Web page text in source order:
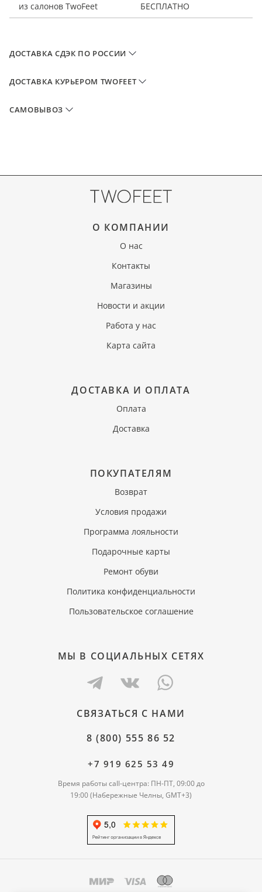
из салонов TwoFeet
БЕСПЛАТНО
ДОСТАВКА СДЭК ПО РОССИИ
ДОСТАВКА КУРЬЕРОМ TWOFEET
САМОВЫВОЗ
О КОМПАНИИ
О нас
Контакты
Магазины
Новости и акции
Работа у нас
Карта сайта
ДОСТАВКА И ОПЛАТА
Оплата
Доставка
ПОКУПАТЕЛЯМ
Возврат
Условия продажи
Программа лояльности
Подарочные карты
Ремонт обуви
Политика конфиденциальности
Пользовательское соглашение
МЫ В СОЦИАЛЬНЫХ СЕТЯХ
СВЯЗАТЬСЯ С НАМИ
8 (800) 555 86 52
+7 919 625 53 49
Время работы call-центра: ПН-ПТ, 09:00 до
19:00 (Набережные Челны, GMT+3)